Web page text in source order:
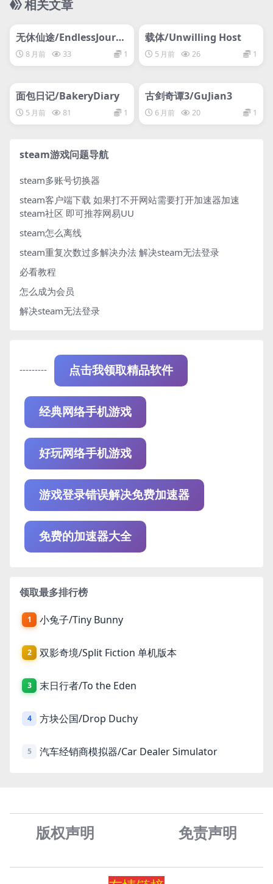
相关文章
无休仙途/EndlessJourne
y 8 月前 33 1
载体/Unwilling Host
5 月前 26 1
面包日记/BakeryDiary
5 月前 81 1
古剑奇谭3/GuJian3
6 月前 20 1
steam游戏问题导航
steam多账号切换器
steam客户端下载 如果打不开网站需要打开加速器加速
steam社区 即可推荐网易UU
steam怎么离线
steam重复次数过多解决办法 解决steam无法登录
必看教程
怎么成为会员
解决steam无法登录
--------- 点击我领取精品软件
经典网络手机游戏
好玩网络手机游戏
游戏登录错误解决免费加速器
免费的加速器大全
领取最多排行榜
1 小兔子/Tiny Bunny
2 双影奇境/Split Fiction 单机版本
3 末日行者/To the Eden
4 方块公国/Drop Duchy
5 汽车经销商模拟器/Car Dealer Simulator
版权声明 免责声明